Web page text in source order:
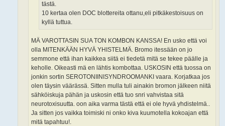
tästä.
10 kertaa olen DOC blottereita ottanu,eli pitkäkestoisuus on
kyllä tuttua.
MÄ VAROTTASIN SUA TON KOMBON KANSSA! En usko että voi
olla MITENKÄÄN HYVÄ YHISTELMÄ. Bromo itessään on jo
semmone että ihan kaikkea siitä ei tiedetä mitä se tekee päälle ja
keholle. Oikeasti mä en lähtis kombottaa. USKOSIN että tuossa on
jonkin sortin SEROTONIINISYNDROOMANKI vaara. Korjatkaa jos
olen täysin väärässä. Sitten mulla tuli ainakin bromon jälkeen niitä
sähköiskuja pähän ja uskosin että tuo snri vahvistaa sitä
neurotoxisuutta. oon aika varma tästä että ei ole hyvä yhdistelmä..
Ja sitten jos vaikka toimiski ni onko kiva kuumotella kokoajan että
mitä tapahtuu!.